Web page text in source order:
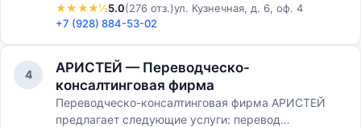
Апостиль. 10–20 минут на стандартный документ.
★★★★½5.0(276 отз.)ул. Кузнечная, д. 6, оф. 4
+7 (928) 884-53-02
4
АРИСТЕЙ — Переводческо-
консалтинговая фирма
Переводческо-консалтинговая фирма АРИСТЕЙ
предлагает следующие услуги: перевод